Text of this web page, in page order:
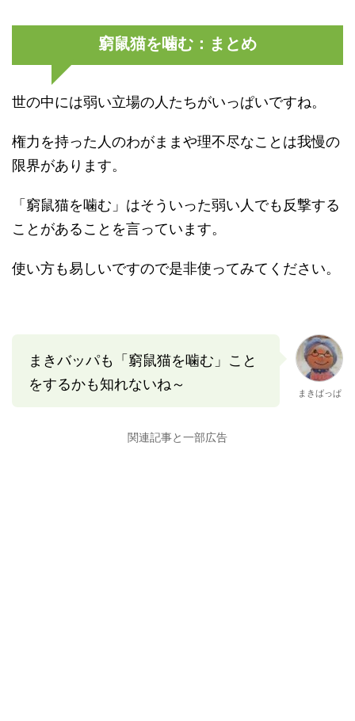
窮鼠猫を噛む：まとめ
世の中には弱い立場の人たちがいっぱいですね。
権力を持った人のわがままや理不尽なことは我慢の
限界があります。
「窮鼠猫を噛む」はそういった弱い人でも反撃する
ことがあることを言っています。
使い方も易しいですので是非使ってみてください。
まきバッパも「窮鼠猫を噛む」こと
をするかも知れないね～
まきばっぱ
関連記事と一部広告